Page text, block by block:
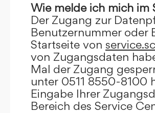
Wie melde ich mich im
Der Zugang zur
Benutzernummer oder
Startseite von
von Zugangsdaten
Mal der Zugang
unter 0511 8550-8100
Eingabe Ihrer
Bereich des Service